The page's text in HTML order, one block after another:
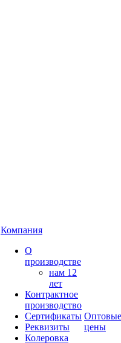
Компания
О
производстве
нам 12
лет
Контрактное
производство
Сертификаты
Реквизиты
Колеровка
Оптовые
цены